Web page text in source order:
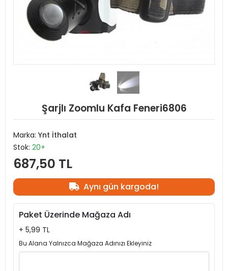
Şarjlı Zoomlu Kafa Feneri6806
Marka: Ynt İthalat
Stok: 20+
687,50 TL
Aynı gün kargoda!
Paket Üzerinde Mağaza Adı
+ 5,99 TL
Bu Alana Yalnızca Mağaza Adınızı Ekleyiniz